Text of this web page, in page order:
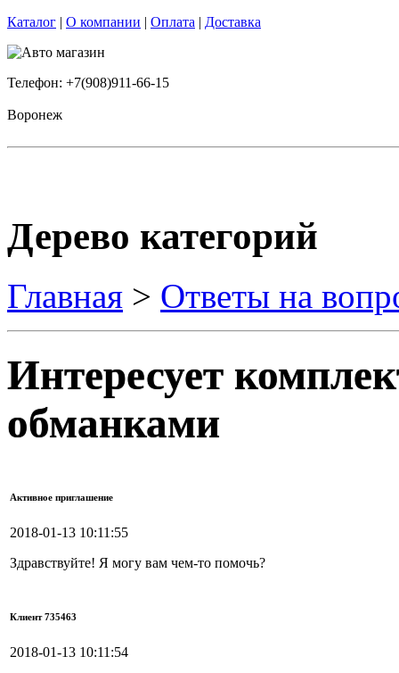
Каталог | О компании | Оплата | Доставка
Телефон: +7(908)911-66-15
Воронеж
Дерево категорий
Главная > Ответы на
Интересует
обманками
Активное приглашение
2018-01-13 10:11:55
Здравствуйте! Я могу вам чем-то помочь?
Клиент 735463
2018-01-13 10:11:54